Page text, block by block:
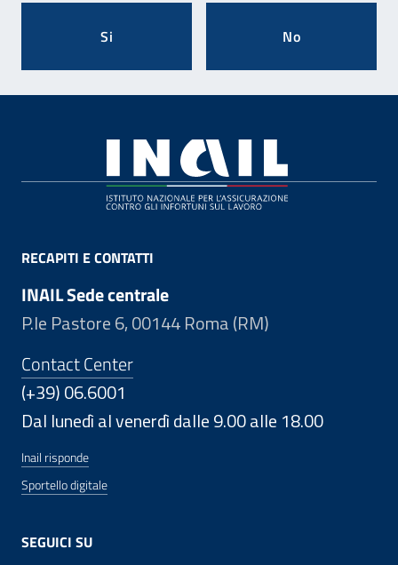
Si No
RECAPITI E CONTATTI
INAIL Sede centrale
P.le Pastore 6, 00144 Roma (RM)
Contact Center
(+39) 06.6001
Dal lunedì al venerdì dalle 9.00 alle 18.00
Inail risponde
Sportello digitale
SEGUICI SU